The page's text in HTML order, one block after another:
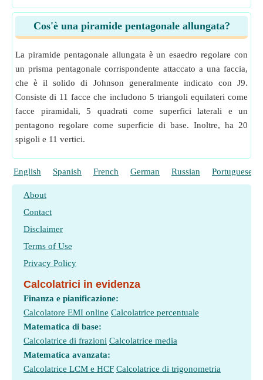
Cos'è una piramide pentagonale allungata?
La piramide pentagonale allungata è un esaedro regolare con
un prisma pentagonale corrispondente attaccato a una faccia,
che è il solido di Johnson generalmente indicato con J9.
Consiste di 11 facce che includono 5 triangoli equilateri come
facce piramidali, 5 quadrati come superfici laterali e un
pentagono regolare come superficie di base. Inoltre, ha 20
spigoli e 11 vertici.
English Spanish French German Russian Portuguese
About
Contact
Disclaimer
Terms of Use
Privacy Policy
Calcolatrici in evidenza
Finanza e pianificazione:
Calcolatore EMI online Calcolatrice percentuale
Matematica di base:
Calcolatrice di frazioni Calcolatrice media
Matematica avanzata:
Calcolatrice LCM e HCF Calcolatrice di trigonometria